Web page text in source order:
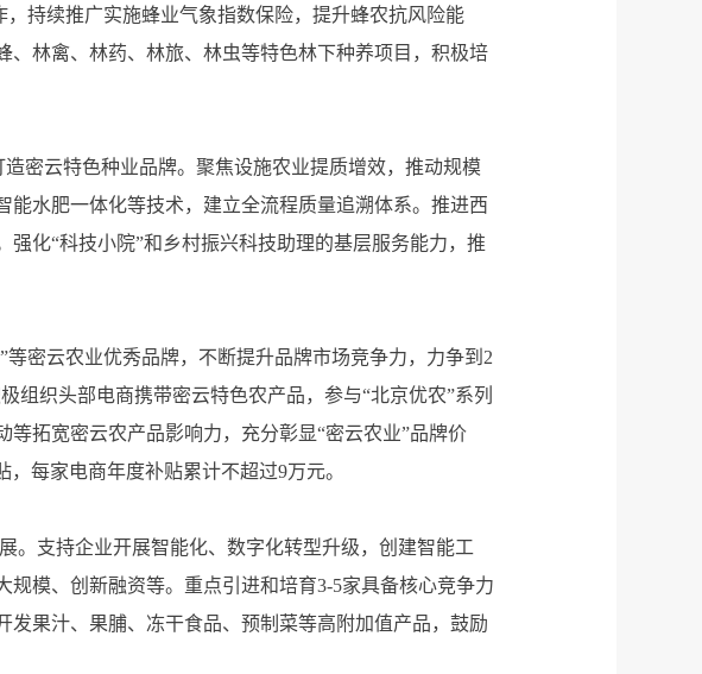
持续推广实施蜂业气象指数保险，提升蜂农抗风险能
林禽、林药、林旅、林虫等特色林下种养项目，积极培
密云特色种业品牌。聚焦设施农业提质增效，推动规模
水肥一体化等技术，建立全流程质量追溯体系。推进西
化“科技小院”和乡村振兴科技助理的基层服务能力，推
等密云农业优秀品牌，不断提升品牌市场竞争力，力争到2
组织头部电商携带密云特色农产品，参与“北京优农”系列
拓宽密云农产品影响力，充分彰显“密云农业”品牌价
每家电商年度补贴累计不超过9万元。
。支持企业开展智能化、数字化转型升级，创建智能工
模、创新融资等。重点引进和培育3-5家具备核心竞争力
果汁、果脯、冻干食品、预制菜等高附加值产品，鼓励